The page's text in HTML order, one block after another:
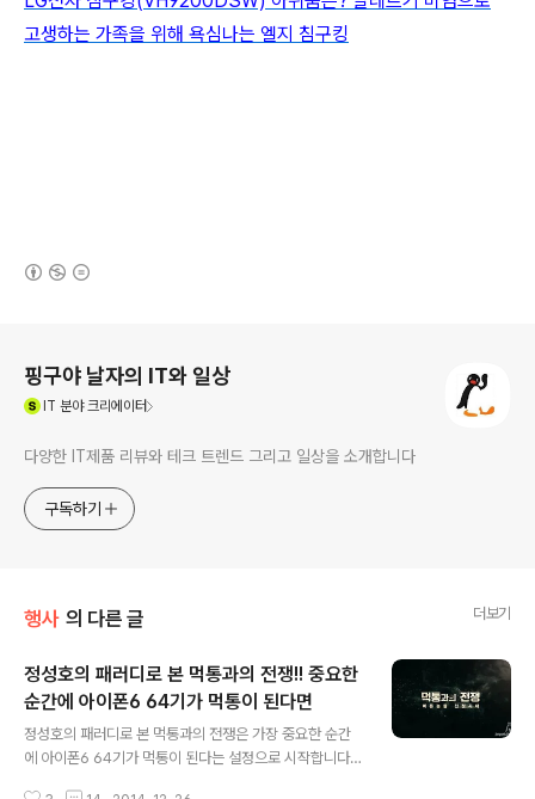
고생하는 가족을 위해 욕심나는 엘지 침구킹
핑구야 날자의 IT와 일상
IT 분야 크리에이터
다양한 IT제품 리뷰와 테크 트렌드 그리고 일상을 소개합니다
구독하기
행사 의 다른 글 더보기
정성호의 패러디로 본 먹통과의 전쟁!! 중요한
순간에 아이폰6 64기가 먹통이 된다면
정성호의 패러디로 본 먹통과의 전쟁은 가장 중요한 순간
에 아이폰6 64기가 먹통이 된다는 설정으로 시작합니다.